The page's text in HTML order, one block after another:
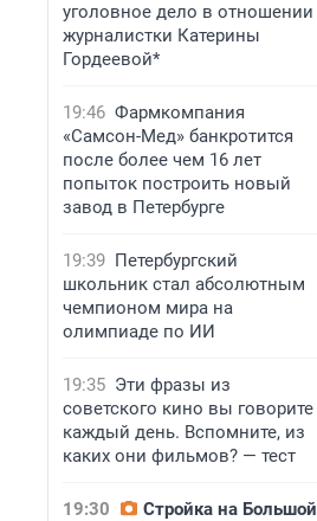
уголовное дело в отношении
журналистки Катерины
Гордеевой*
19:46 Фармкомпания
«Самсон-Мед» банкротится
после более чем 16 лет
попыток построить новый
завод в Петербурге
19:39 Петербургский
школьник стал абсолютным
чемпионом мира на
олимпиаде по ИИ
19:35 Эти фразы из
советского кино вы говорите
каждый день. Вспомните, из
каких они фильмов? — тест
19:30
Стройка на Большой